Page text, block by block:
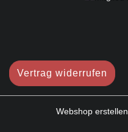
Vertrag widerrufen
Webshop erstellen